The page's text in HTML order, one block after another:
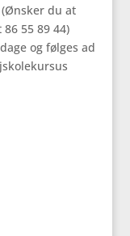
(Ønsker du at
55 89 44)
og følges ad